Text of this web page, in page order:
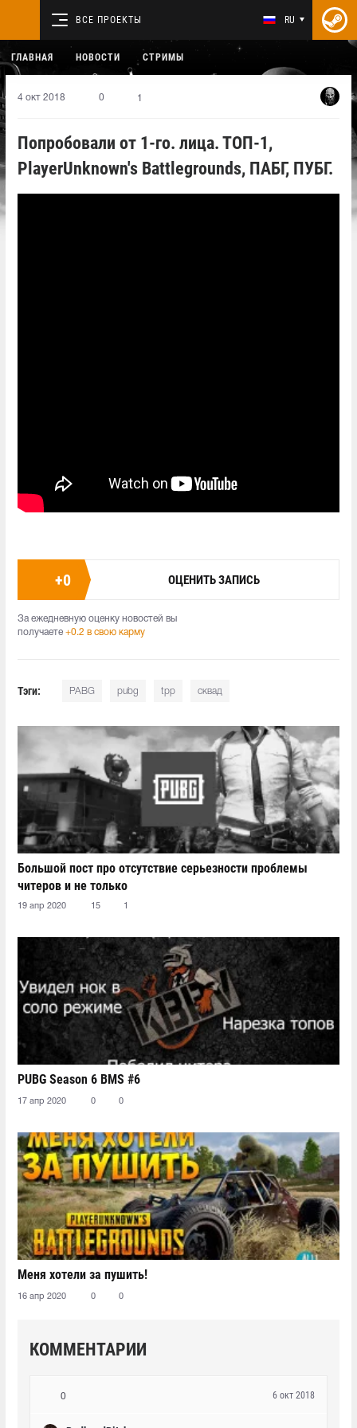
ВСЕ ПРОЕКТЫ RU
ГЛАВНАЯ НОВОСТИ СТРИМЫ
4 окт 2018 0 1
Попробовали от 1-го. лица. ТОП-1,
PlayerUnknown's Battlegrounds, ПАБГ, ПУБГ.
+0 ОЦЕНИТЬ ЗАПИСЬ
За ежедневную оценку новостей вы
получаете +0.2 в свою карму
Тэги: PABG pubg tpp сквад
Большой пост про отсутствие серьезности проблемы
читеров и не только
19 апр 2020 15 1
PUBG Season 6 BMS #6
17 апр 2020 0 0
Меня хотели за пушить!
16 апр 2020 0 0
КОММЕНТАРИИ
0 6 окт 2018